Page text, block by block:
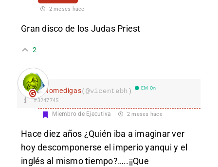
2 meses hace
Gran disco de los Judas Priest
2
Nomedigas(@vicentebh) EM On
#3247745
Miembro de Ejecutiva 2 meses hace
Hace diez años ¿Quién iba a imaginar ver
hoy descomponerse el imperio yanqui y el
inglés al mismo tiempo?…..¡¡Que